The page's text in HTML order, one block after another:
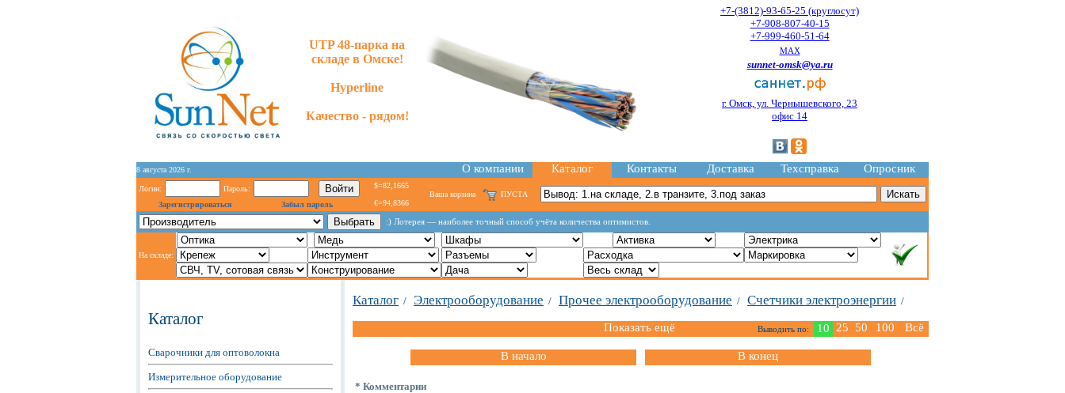
UTP 48-парка на
складе в Омске!
Hyperline
Качество - рядом!
+7-(3812)-93-65-25 (круглосут)
+7-908-807-40-15
+7-999-460-51-64
MAX
sunnet-omsk@ya.ru
г. Омск, ул. Чернышевского, 23
офис 14
8 августа 2026 г. О компании Каталог Контакты Доставка Техсправка Опросник
Логин:
Пароль:
Зарегистрироваться
Забыл пароль
$=82,1665
€=94,8366
Ваша корзина ПУСТА
:) Лотерея — наиболее точный способ учёта количества оптимистов.
На складе:
Каталог
Сварочники для оптоволокна
Измерительное оборудование
Каталог / Электрооборудование / Прочее электрооборудование / Счетчики электроэнергии /
Показать ещё Выводить по: 10 25 50 100 Всё
В начало В конец
* Комментарии